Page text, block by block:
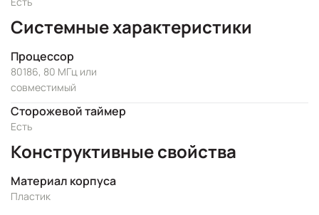
Системные характеристики
Процессор
80186, 80 МГц или
совместимый
Сторожевой таймер
Есть
Конструктивные свойства
Материал корпуса
Пластик